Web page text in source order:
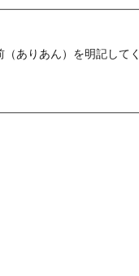
ありあん）を明記して